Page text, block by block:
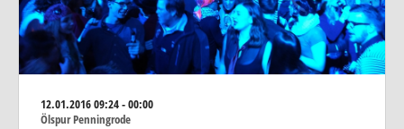
12.01.201609:24 - 00:00
Ölspur Penningrode